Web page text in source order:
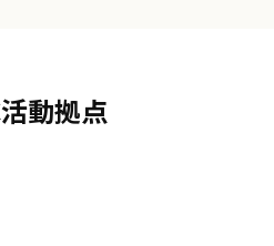
動拠点